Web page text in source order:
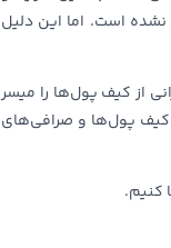
است. اما این دلیل
از کیف پول‌ها را میسر
کیف پول‌ها و صرافی‌های
کنیم.